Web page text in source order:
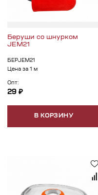
Беруши со шнурком
JEM21
БЕРJEM21
Цена за 1 м
Опт:
29 ₽
В КОРЗИНУ